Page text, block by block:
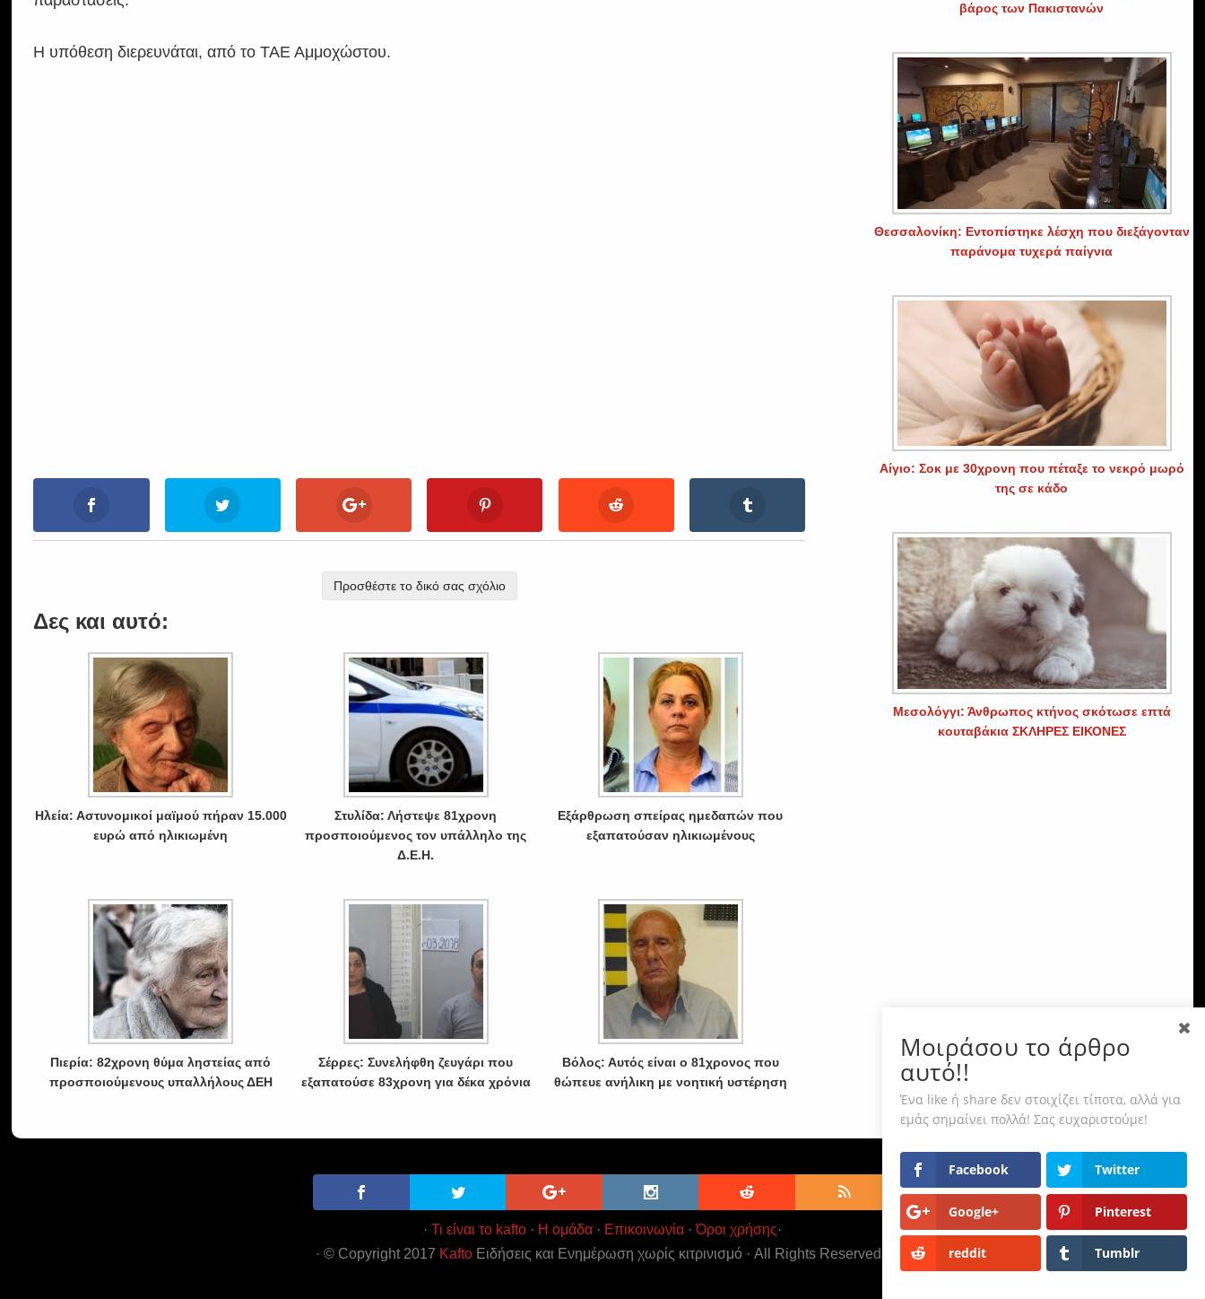
Η υπόθεση διερευνάται, από το ΤΑΕ Αμμοχώστου.
Προσθέστε το δικό σας σχόλιο
Δες και αυτό:
Ηλεία: Αστυνομικοί μαϊμού πήραν 15.000
ευρώ από ηλικιωμένη
Στυλίδα: Λήστεψε 81χρονη
προσποιούμενος τον υπάλληλο της
Δ.Ε.Η.
Εξάρθρωση σπείρας ημεδαπών που
εξαπατούσαν ηλικιωμένους
Πιερία: 82χρονη θύμα ληστείας από
προσποιούμενους υπαλλήλους ΔΕΗ
Σέρρες: Συνελήφθη ζευγάρι που
εξαπατούσε 83χρονη για δέκα χρόνια
Βόλος: Αυτός είναι ο 81χρονος που
θώπευε ανήλικη με νοητική υστέρηση
βάρος των Πακιστανών
Θεσσαλονίκη: Εντοπίστηκε λέσχη που διεξάγονταν
παράνομα τυχερά παίγνια
Αίγιο: Σοκ με 30χρονη που πέταξε το νεκρό μωρό
της σε κάδο
Μεσολόγγι: Άνθρωπος κτήνος σκότωσε επτά
κουταβάκια ΣΚΛΗΡΕΣ ΕΙΚΟΝΕΣ
· Τι είναι το kafto· Η ομάδα· Επικοινωνία·Όροι χρήσης·
· © Copyright 2017 KaftoΕιδήσεις και Ενημέρωση χωρίς κιτρινισμό · All Rights Reserved ·
Μοιράσου το άρθρο
αυτό!!
Ένα like ή share δεν στοιχίζει τίποτα, αλλά για
εμάς σημαίνει πολλά! Σας ευχαριστούμε!
Facebook Twitter
Google+ Pinterest
reddit Tumblr